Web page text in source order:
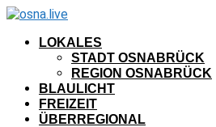
LOKALES
STADT OSNABRÜCK
REGION OSNABRÜCK
BLAULICHT
FREIZEIT
ÜBERREGIONAL